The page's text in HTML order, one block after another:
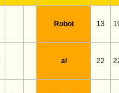
Robot 13
al 22